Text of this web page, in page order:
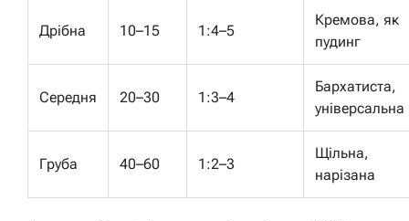
Дрібна 10–15 1:4–5
Кремова, як
пудинг
Середня 20–30 1:3–4
Бархатиста,
універсальна
Груба 40–60 1:2–3
Щільна,
нарізана